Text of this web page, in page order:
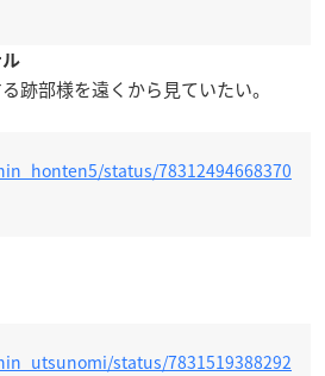
跡部様を遠くから見ていたい。
status/78312494668370
status/7831519388292